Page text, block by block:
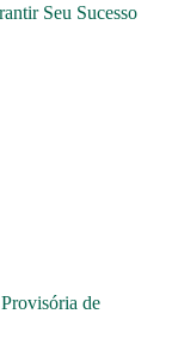
Seu Sucesso
de